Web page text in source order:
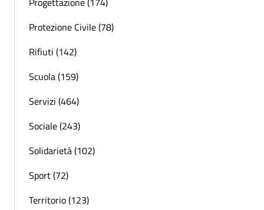
Protezione Civile (78)
Rifiuti (142)
Scuola (159)
Servizi (464)
Sociale (243)
Solidarietà (102)
Sport (72)
Territorio (123)